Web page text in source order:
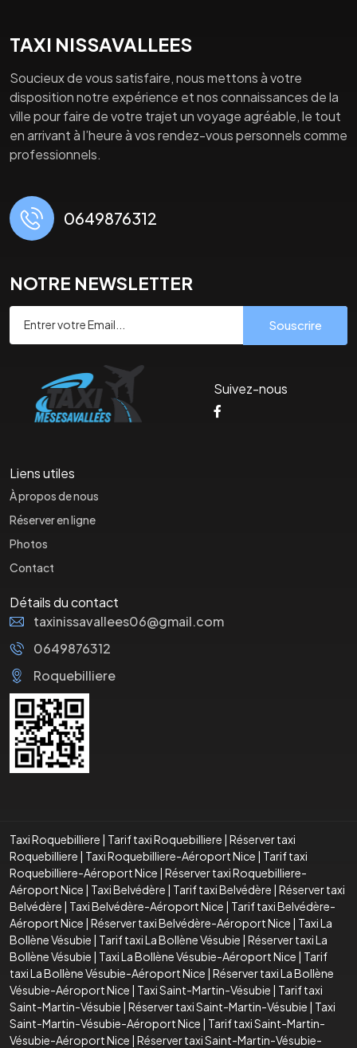
TAXI NISSAVALLEES
Soucieux de vous satisfaire, nous mettons à votre
disposition notre expérience et nos connaissances de la
ville pour faire de votre trajet un voyage agréable, le tout
en arrivant à l’heure à vos rendez-vous personnels comme
professionnels.
0649876312
NOTRE NEWSLETTER
Souscrire
Suivez-nous
Liens utiles
À propos de nous
Réserver en ligne
Photos
Contact
Détails du contact
taxinissavallees06@gmail.com
0649876312
Roquebilliere
Taxi Roquebilliere | Tarif taxi Roquebilliere | Réserver taxi
Roquebilliere | Taxi Roquebilliere-Aéroport Nice | Tarif taxi
Roquebilliere-Aéroport Nice | Réserver taxi Roquebilliere-
Aéroport Nice | Taxi Belvédère | Tarif taxi Belvédère | Réserver taxi
Belvédère | Taxi Belvédère-Aéroport Nice | Tarif taxi Belvédère-
Aéroport Nice | Réserver taxi Belvédère-Aéroport Nice | Taxi La
Bollène Vésubie | Tarif taxi La Bollène Vésubie | Réserver taxi La
Bollène Vésubie | Taxi La Bollène Vésubie-Aéroport Nice | Tarif
taxi La Bollène Vésubie-Aéroport Nice | Réserver taxi La Bollène
Vésubie-Aéroport Nice | Taxi Saint-Martin-Vésubie | Tarif taxi
Saint-Martin-Vésubie | Réserver taxi Saint-Martin-Vésubie | Taxi
Saint-Martin-Vésubie-Aéroport Nice | Tarif taxi Saint-Martin-
Vésubie-Aéroport Nice | Réserver taxi Saint-Martin-Vésubie-